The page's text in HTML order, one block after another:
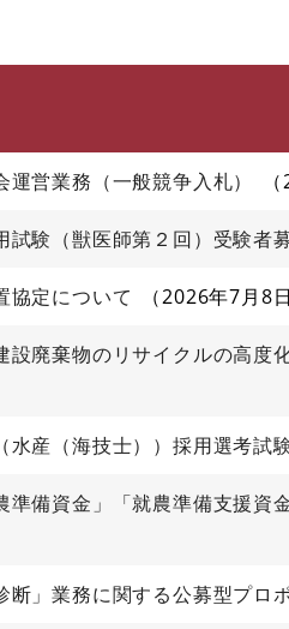
営業務（一般競争入札）
試験（獣医師第２回）受験者
協定について 2026年7月8日
設廃棄物のリサイクルの高度
産（海技士））採用選考試
準備資金」「就農準備支援
断」業務に関する公募型プロ